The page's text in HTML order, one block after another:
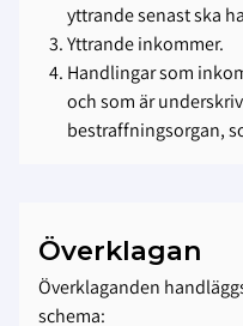
yttrande senast ska
Yttrande inkommer.
Handlingar som
och som är
bestraffningsorgan,
Överklagan
Överklaganden
schema: